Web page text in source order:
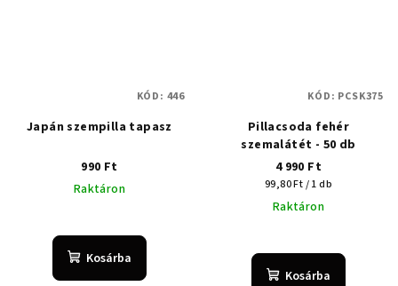
Japán szempilla tapasz
990 Ft
Raktáron
Kosárba
KÓD: 446
Pillacsoda fehér
szemalátét - 50 db
4 990 Ft
Egységár:
99,80 Ft / 1 db
Raktáron
Kosárba
KÓD: PCSK375